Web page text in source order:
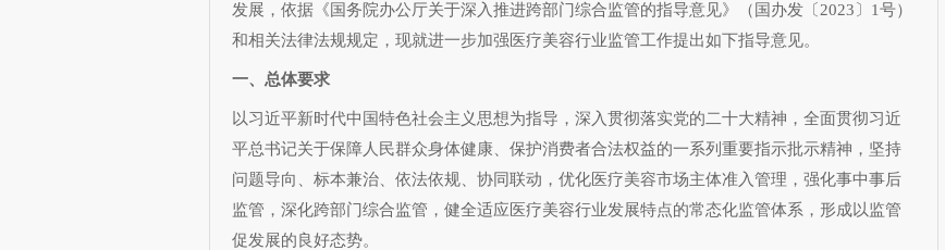
发展，依据《国务院办公厅关于深入推进跨部门综合监管的指导意见》（国办发〔2023〕1号）
和相关法律法规规定，现就进一步加强医疗美容行业监管工作提出如下指导意见。
一、总体要求
以习近平新时代中国特色社会主义思想为指导，深入贯彻落实党的二十大精神，全面贯彻习近
平总书记关于保障人民群众身体健康、保护消费者合法权益的一系列重要指示批示精神，坚持
问题导向、标本兼治、依法依规、协同联动，优化医疗美容市场主体准入管理，强化事中事后
监管，深化跨部门综合监管，健全适应医疗美容行业发展特点的常态化监管体系，形成以监管
促发展的良好态势。